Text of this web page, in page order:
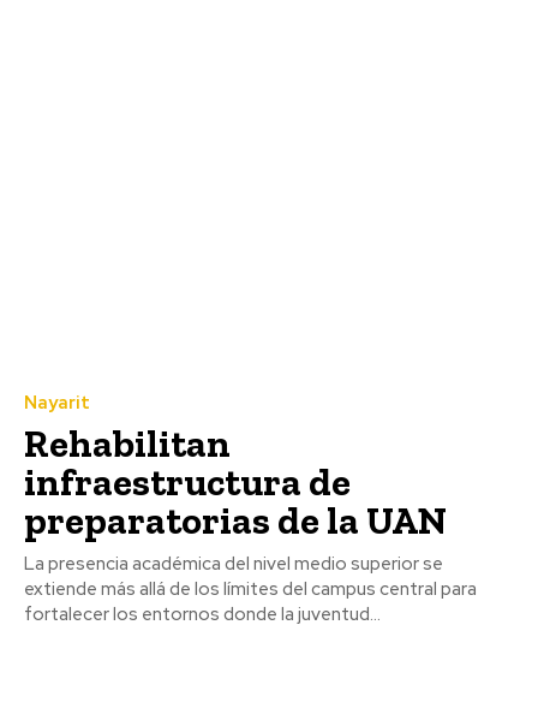
Nayarit
Rehabilitan
infraestructura de
preparatorias de la UAN
La presencia académica del nivel medio superior se
extiende más allá de los límites del campus central para
fortalecer los entornos donde la juventud...